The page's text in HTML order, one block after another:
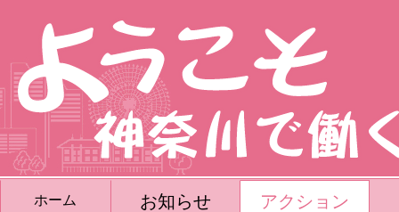
ホーム お知らせ アクション